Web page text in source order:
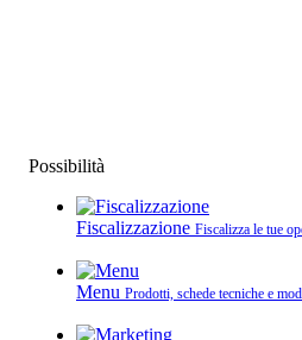
Possibilità
Fiscalizzazione Fiscalizza le tue
Menu Prodotti, schede tecniche e